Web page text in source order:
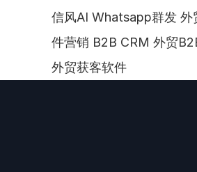
信风AI Whatsapp群发 外
件营销 B2B CRM 外贸
外贸获客软件